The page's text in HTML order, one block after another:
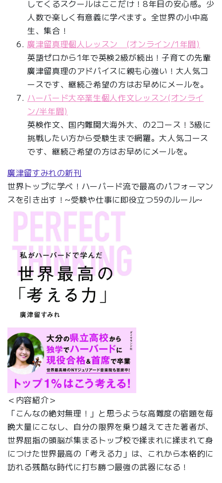
してくるスクールはここだけ！8年目の安心感。少
人数で楽しく有意義に学べます。全世界の小中高
生、集合！
廣津留真理個人レッスン (オンライン/1年間)
英語ゼロから1年で英検2級が続出！子育ての先輩
廣津留真理のアドバイスに親も心強い！大人気コ
ースです、継続ご希望の方はお早めにメールを。
ハーバード大卒業生個人作文レッスン(オンライ
ン/半年間)
英検作文、国内難関大海外大、の2コース！3級に
挑戦したい方から受験生まで網羅。大人気コース
です、継続ご希望の方はお早めにメールを。
廣津留すみれの新刊
世界トップに学べ！ハーバード流で最高のパフォーマン
スを引き出す！~受験や仕事に即役立つ59のルール~
＜内容紹介＞
「こんなの絶対無理！」と思うような高難度の宿題を毎
晩大量にこなし、自分の限界を乗り越えてきた著者が、
世界屈指の頭脳が集まるトップ校で揉まれに揉まれて身
につけた世界最高の「考える力」は、これから本格的に
訪れる残酷な時代に打ち勝つ最強の武器になる！